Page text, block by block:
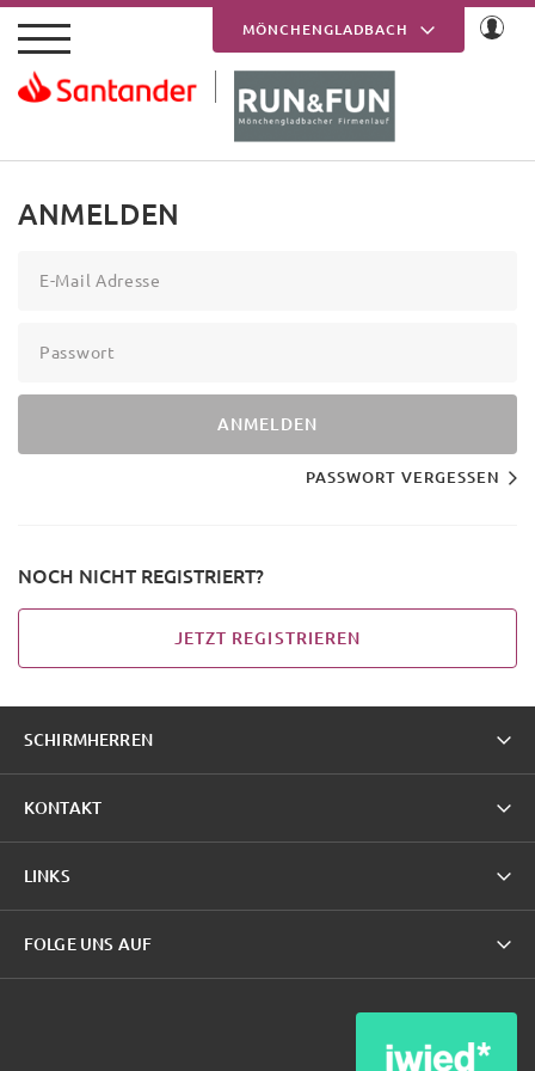
Skip to main content
MÖNCHENGLADBACH
KREFELD
ANMELDEN
E-Mail Adresse
Passwort
ANMELDEN
PASSWORT VERGESSEN
NOCH NICHT REGISTRIERT?
JETZT REGISTRIEREN
SCHIRMHERREN
KONTAKT
LINKS
FOLGE UNS AUF